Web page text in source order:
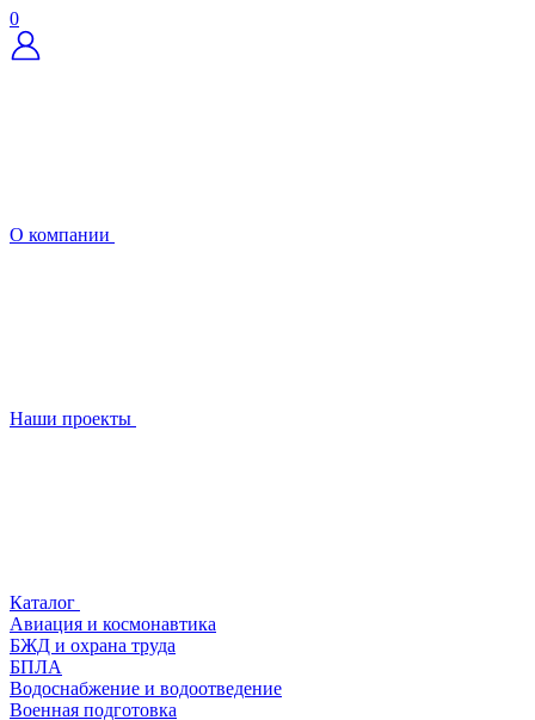
0
О компании
Наши проекты
Каталог
Авиация и космонавтика
БЖД и охрана труда
БПЛА
Водоснабжение и водоотведение
Военная подготовка